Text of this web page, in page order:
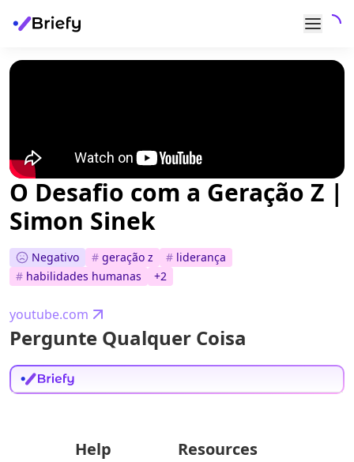
O Desafio com a Geração Z |
Simon Sinek
Negativo # geração z # liderança
# habilidades humanas +2
youtube.com
Pergunte Qualquer Coisa
Help Resources